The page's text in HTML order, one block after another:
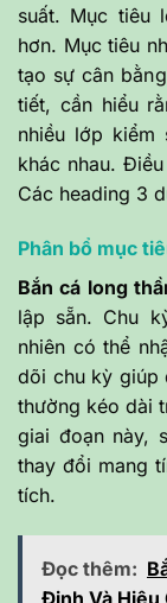
suất. Mục tiêu
hơn. Mục tiêu
tạo sự cân
tiết, cần hiểu
nhiều lớp kiểm
khác nhau.
Các heading 3
Phân bổ mục
Bắn cá long
lập sẵn. Chu
nhiên có thể
dõi chu kỳ giúp
thường kéo dài
giai đoạn này,
thay đổi mang
tích.
Đọc thêm: